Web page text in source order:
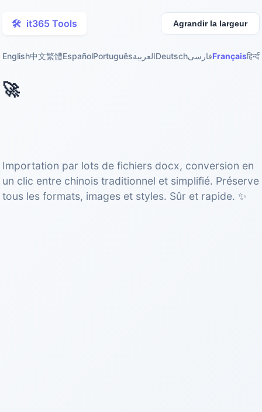
🛠️ it365 Tools Agrandir la largeur
English中文繁體EspañolPortuguêsالعربيةDeutschفارسیFrançaisहिन्दी
🚀
Importation par lots de fichiers docx, conversion en
un clic entre chinois traditionnel et simplifié. Préserve
tous les formats, images et styles. Sûr et rapide. ✨